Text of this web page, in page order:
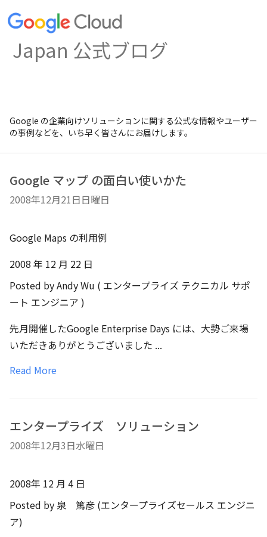
Japan 公式ブログ
Google の企業向けソリューションに関する公式な情報やユーザー
の事例などを、いち早く皆さんにお届けします。
Google マップ の面白い使いかた
2008年12月21日日曜日
Google Maps の利用例
2008 年 12 月 22 日
Posted by Andy Wu ( エンタープライズ テクニカル サポ
ート エンジニア )
先月開催したGoogle Enterprise Days には、大勢ご来場
いただきありがとうございました ...
Read More
エンタープライズ ソリューション
2008年12月3日水曜日
2008年 12 月 4 日
Posted by 泉 篤彦 (エンタープライズセールス エンジニ
ア)